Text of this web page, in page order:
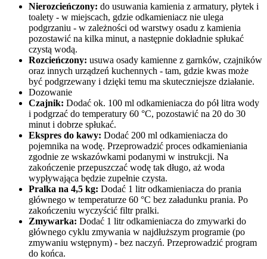
Nierozcieńczony: do usuwania kamienia z armatury, płytek i
toalety - w miejscach, gdzie odkamieniacz nie ulega
podgrzaniu - w zależności od warstwy osadu z kamienia
pozostawić na kilka minut, a następnie dokładnie spłukać
czystą wodą.
Rozcieńczony: usuwa osady kamienne z garnków, czajników
oraz innych urządzeń kuchennych - tam, gdzie kwas może
być podgrzewany i dzięki temu ma skuteczniejsze działanie.
Dozowanie
Czajnik: Dodać ok. 100 ml odkamieniacza do pół litra wody
i podgrzać do temperatury 60 °C, pozostawić na 20 do 30
minut i dobrze spłukać.
Ekspres do kawy: Dodać 200 ml odkamieniacza do
pojemnika na wodę. Przeprowadzić proces odkamieniania
zgodnie ze wskazówkami podanymi w instrukcji. Na
zakończenie przepuszczać wodę tak długo, aż woda
wypływająca będzie zupełnie czysta.
Pralka na 4,5 kg: Dodać 1 litr odkamieniacza do prania
głównego w temperaturze 60 °C bez załadunku prania. Po
zakończeniu wyczyścić filtr pralki.
Zmywarka: Dodać 1 litr odkamieniacza do zmywarki do
głównego cyklu zmywania w najdłuższym programie (po
zmywaniu wstępnym) - bez naczyń. Przeprowadzić program
do końca.